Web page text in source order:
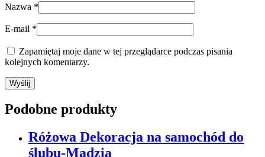
Nazwa *
E-mail *
Zapamiętaj moje dane w tej przeglądarce podczas pisania
kolejnych komentarzy.
Podobne produkty
Różowa Dekoracja na samochód do
ślubu-Madzia